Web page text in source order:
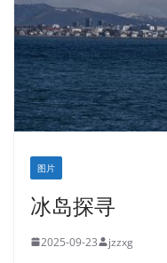
图片
冰岛探寻
2025-09-23 jzzxg